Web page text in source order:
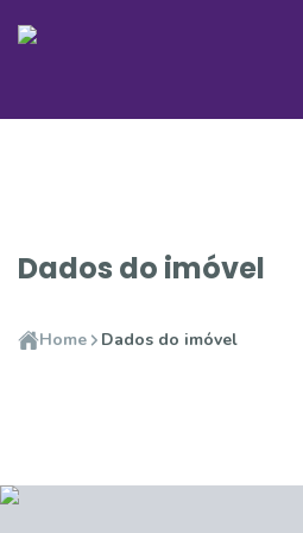
Dados do imóvel
Home Dados do imóvel